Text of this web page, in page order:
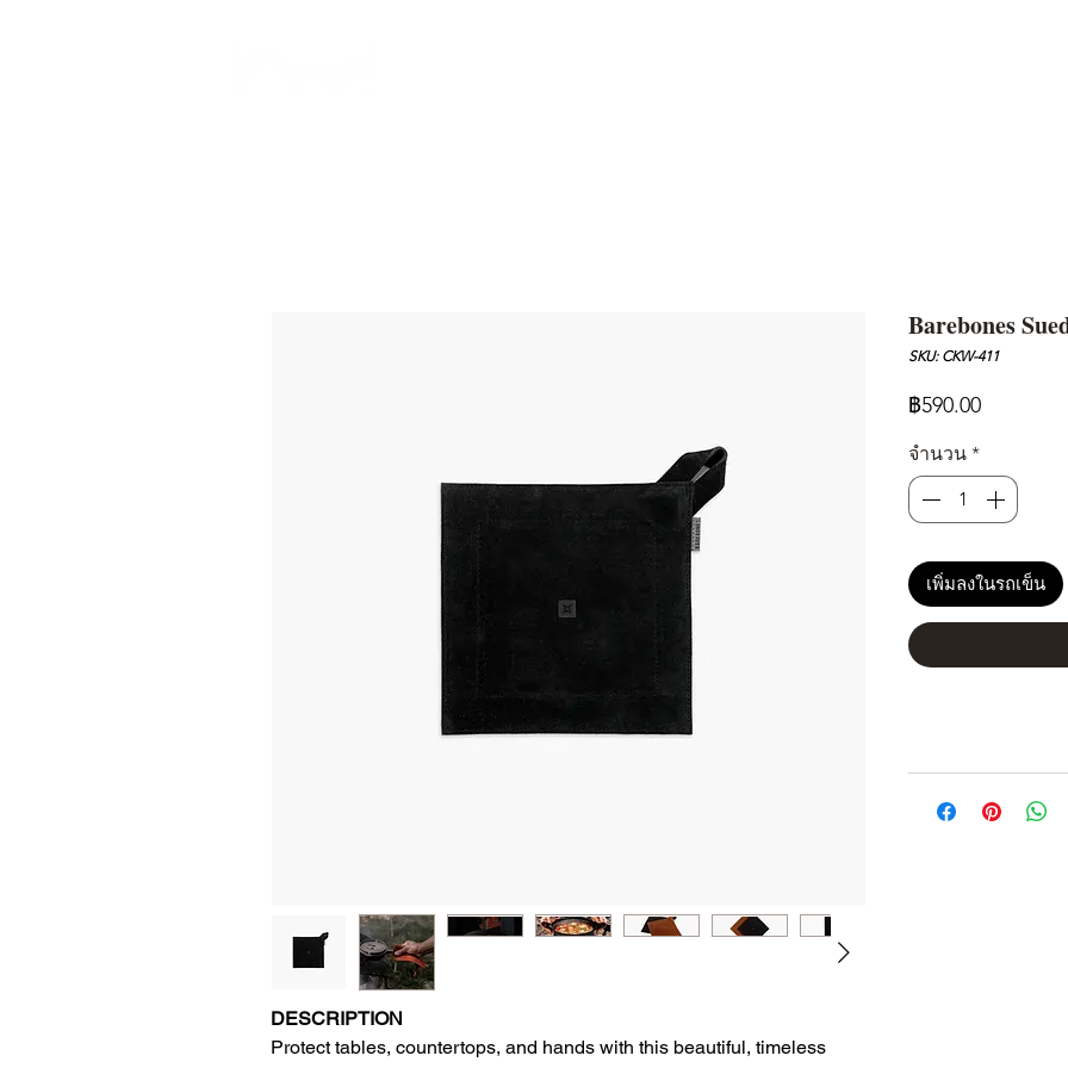
DESCRIPTION
Protect tables, countertops, and hands with this beautiful, timeless
Barebones
SKU: CKW-411
฿590.00ราคา
จำนวน *
เพิ่มลงในรถเข็น